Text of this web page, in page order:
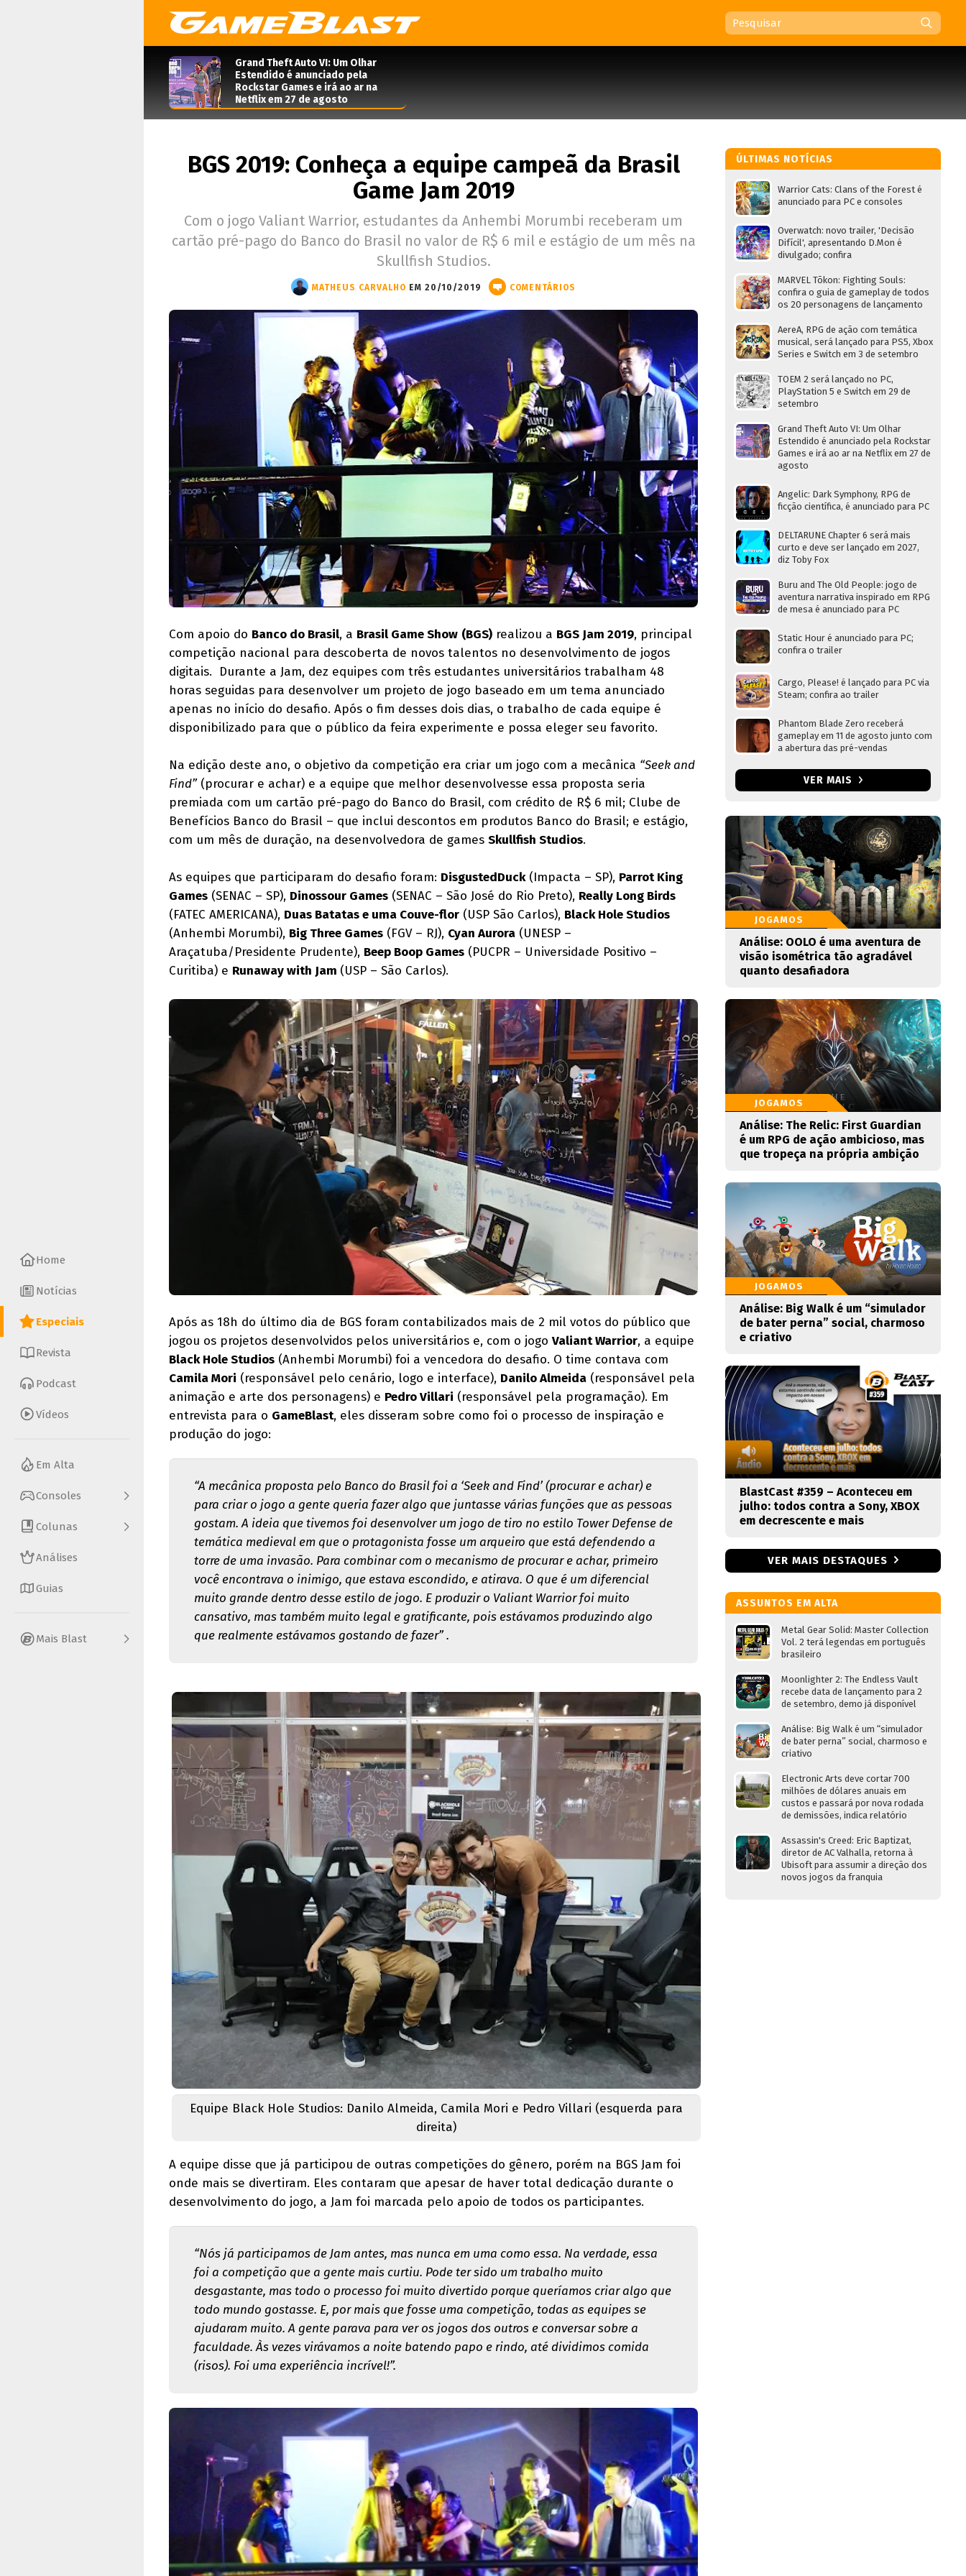
Home
Notícias
Especiais
Revista
Podcast
Vídeos
Em Alta
Consoles
Colunas
Análises
Guias
Mais Blast
Grand Theft Auto VI: Um Olhar
Estendido é anunciado pela
Rockstar Games e irá ao ar na
Netflix em 27 de agosto
BGS 2019: Conheça a equipe campeã da Brasil
Game Jam 2019
Com o jogo Valiant Warrior, estudantes da Anhembi Morumbi receberam um
cartão pré-pago do Banco do Brasil no valor de R$ 6 mil e estágio de um mês na
Skullfish Studios.
MATHEUS CARVALHO EM 20/10/2019 COMENTÁRIOS
Com apoio do Banco do Brasil, a Brasil Game Show (BGS) realizou a BGS Jam 2019, principal
competição nacional para descoberta de novos talentos no desenvolvimento de jogos
digitais. Durante a Jam, dez equipes com três estudantes universitários trabalham 48
horas seguidas para desenvolver um projeto de jogo baseado em um tema anunciado
apenas no início do desafio. Após o fim desses dois dias, o trabalho de cada equipe é
disponibilizado para que o público da feira experimente e possa eleger seu favorito.
Na edição deste ano, o objetivo da competição era criar um jogo com a mecânica “Seek and
Find” (procurar e achar) e a equipe que melhor desenvolvesse essa proposta seria
premiada com um cartão pré-pago do Banco do Brasil, com crédito de R$ 6 mil; Clube de
Benefícios Banco do Brasil – que inclui descontos em produtos Banco do Brasil; e estágio,
com um mês de duração, na desenvolvedora de games Skullfish Studios.
As equipes que participaram do desafio foram: DisgustedDuck(Impacta – SP), Parrot King
Games (SENAC – SP), Dinossour Games (SENAC – São José do Rio Preto), Really Long Birds
(FATEC AMERICANA), Duas Batatas e uma Couve-flor (USP São Carlos), Black Hole Studios
(Anhembi Morumbi), Big Three Games (FGV – RJ), Cyan Aurora (UNESP –
Araçatuba/Presidente Prudente), Beep Boop Games (PUCPR – Universidade Positivo –
Curitiba) e Runaway with Jam (USP – São Carlos).
Após as 18h do último dia de BGS foram contabilizados mais de 2 mil votos do público que
jogou os projetos desenvolvidos pelos universitários e, com o jogo Valiant Warrior, a equipe
Black Hole Studios (Anhembi Morumbi) foi a vencedora do desafio. O time contava com
Camila Mori (responsável pelo cenário, logo e interface), Danilo Almeida (responsável pela
animação e arte dos personagens) e Pedro Villari (responsável pela programação). Em
entrevista para o GameBlast, eles disseram sobre como foi o processo de inspiração e
produção do jogo:
“A mecânica proposta pelo Banco do Brasil foi a ‘Seek and Find’ (procurar e achar) e
para criar o jogo a gente queria fazer algo que juntasse várias funções que as pessoas
gostam. A ideia que tivemos foi desenvolver um jogo de tiro no estilo Tower Defense de
temática medieval em que o protagonista fosse um arqueiro que está defendendo a
torre de uma invasão. Para combinar com o mecanismo de procurar e achar, primeiro
você encontrava o inimigo, que estava escondido, e atirava. O que é um diferencial
muito grande dentro desse estilo de jogo. E produzir o Valiant Warrior foi muito
cansativo, mas também muito legal e gratificante, pois estávamos produzindo algo
que realmente estávamos gostando de fazer” .
Equipe Black Hole Studios: Danilo Almeida, Camila Mori e Pedro Villari (esquerda para
direita)
A equipe disse que já participou de outras competições do gênero, porém na BGS Jam foi
onde mais se divertiram. Eles contaram que apesar de haver total dedicação durante o
desenvolvimento do jogo, a Jam foi marcada pelo apoio de todos os participantes.
“Nós já participamos de Jam antes, mas nunca em uma como essa. Na verdade, essa
foi a competição que a gente mais curtiu. Pode ter sido um trabalho muito
desgastante, mas todo o processo foi muito divertido porque queríamos criar algo que
todo mundo gostasse. E, por mais que fosse uma competição, todas as equipes se
ajudaram muito. A gente parava para ver os jogos dos outros e conversar sobre a
faculdade. Às vezes virávamos a noite batendo papo e rindo, até dividimos comida
(risos). Foi uma experiência incrível!”.
ÚLTIMAS NOTÍCIAS
Warrior Cats: Clans of the Forest é
anunciado para PC e consoles
Overwatch: novo trailer, 'Decisão
Difícil', apresentando D.Mon é
divulgado; confira
MARVEL Tōkon: Fighting Souls:
confira o guia de gameplay de todos
os 20 personagens de lançamento
AereA, RPG de ação com temática
musical, será lançado para PS5, Xbox
Series e Switch em 3 de setembro
TOEM 2 será lançado no PC,
PlayStation 5 e Switch em 29 de
setembro
Grand Theft Auto VI: Um Olhar
Estendido é anunciado pela Rockstar
Games e irá ao ar na Netflix em 27 de
agosto
Angelic: Dark Symphony, RPG de
ficção científica, é anunciado para PC
DELTARUNE Chapter 6 será mais
curto e deve ser lançado em 2027,
diz Toby Fox
Buru and The Old People: jogo de
aventura narrativa inspirado em RPG
de mesa é anunciado para PC
Static Hour é anunciado para PC;
confira o trailer
Cargo, Please! é lançado para PC via
Steam; confira ao trailer
Phantom Blade Zero receberá
gameplay em 11 de agosto junto com
a abertura das pré-vendas
VER MAIS
JOGAMOS
Análise: OOLO é uma aventura de
visão isométrica tão agradável
quanto desafiadora
JOGAMOS
Análise: The Relic: First Guardian
é um RPG de ação ambicioso, mas
que tropeça na própria ambição
JOGAMOS
Análise: Big Walk é um “simulador
de bater perna” social, charmoso
e criativo
BlastCast #359 – Aconteceu em
julho: todos contra a Sony, XBOX
em decrescente e mais
VER MAIS DESTAQUES
ASSUNTOS EM ALTA
Metal Gear Solid: Master Collection
Vol. 2 terá legendas em português
brasileiro
Moonlighter 2: The Endless Vault
recebe data de lançamento para 2
de setembro, demo já disponível
Análise: Big Walk é um “simulador
de bater perna” social, charmoso e
criativo
Electronic Arts deve cortar 700
milhões de dólares anuais em
custos e passará por nova rodada
de demissões, indica relatório
Assassin's Creed: Eric Baptizat,
diretor de AC Valhalla, retorna à
Ubisoft para assumir a direção dos
novos jogos da franquia